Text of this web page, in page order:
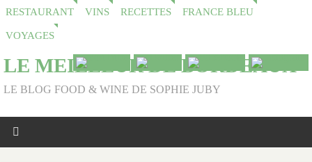
RESTAURANT VINS RECETTES FRANCE BLEU
VOYAGES
LE MEILLEUR DE BORDEAUX
LE BLOG FOOD & WINE DE SOPHIE JUBY